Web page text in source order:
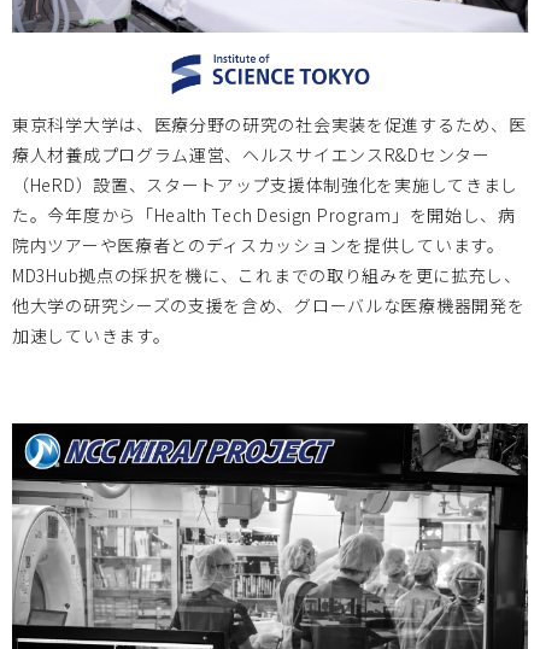
お知らせ
新着情報を設置しました
東京科学大学は、医療分野の研究の社会実装を促進するため、医
療人材養成プログラム運営、ヘルスサイエンスR&Dセンター
（HeRD）設置、スタートアップ支援体制強化を実施してきまし
た。今年度から「Health Tech Design Program」を開始し、病
院内ツアーや医療者とのディスカッションを提供しています。
MD3Hub拠点の採択を機に、これまでの取り組みを更に拡充し、
他大学の研究シーズの支援を含め、グローバルな医療機器開発を
加速していきます。